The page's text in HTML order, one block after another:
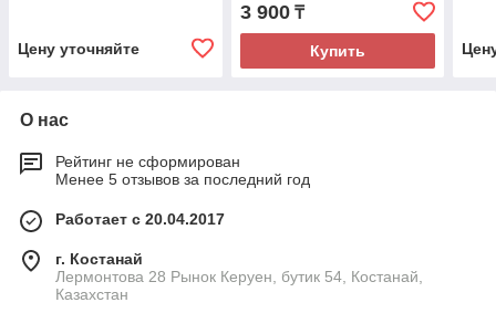
Цену уточняйте
3 900₸
Купить
О нас
Рейтинг не сформирован
Менее 5 отзывов за последний год
Работает с 20.04.2017
г. Костанай
Лермонтова 28 Рынок Керуен, бутик 54, Костанай,
Казахстан